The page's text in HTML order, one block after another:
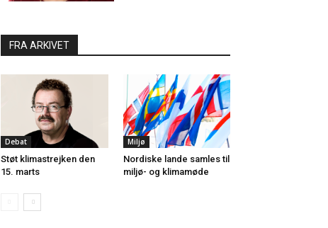
FRA ARKIVET
Debat
Støt klimastrejken den
15. marts
Miljø
Nordiske lande samles til
miljø- og klimamøde